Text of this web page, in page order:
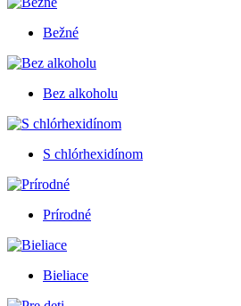
Bežné
Bez alkoholu
S chlórhexidínom
Prírodné
Bieliace